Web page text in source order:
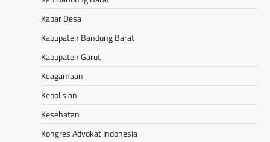
Kabar Desa
Kabupaten Bandung Barat
Kabupaten Garut
Keagamaan
Kepolisian
Kesehatan
Kongres Advokat Indonesia